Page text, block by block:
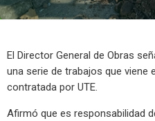
El Director General de Obras
una serie de trabajos que viene
contratada por UTE.
Afirmó que es responsabilidad